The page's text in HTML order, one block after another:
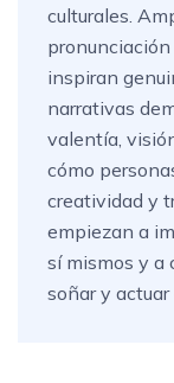
culturales.
inspiran
narrativas
valentía,
cómo
creatividad y
empiezan a
sí mismos y a
soñar y